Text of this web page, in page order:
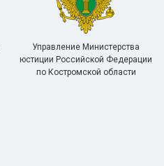
Управление Министерства
юстиции Российской Федерации
по Костромской области